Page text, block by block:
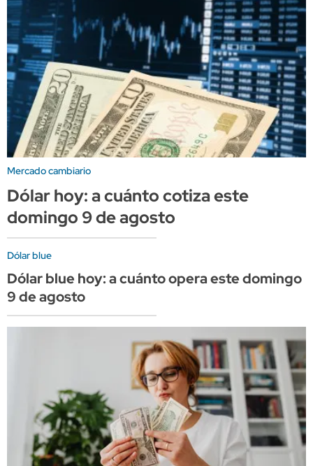
Mercado cambiario
Dólar hoy: a cuánto cotiza este
domingo 9 de agosto
Dólar blue
Dólar blue hoy: a cuánto opera este domingo
9 de agosto